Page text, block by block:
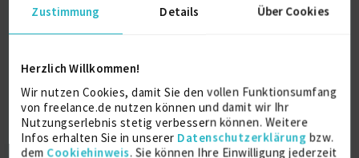
Zustimmung Details Über Cookies
Herzlich Willkommen!
Wir nutzen Cookies, damit Sie den vollen Funktionsumfang
von freelance.de nutzen können und damit wir Ihr
Nutzungserlebnis stetig verbessern können. Weitere
Infos erhalten Sie in unserer Datenschutzerklärung bzw.
dem Cookiehinweis. Sie können Ihre Einwilligung jederzeit
Zertifizierter Leiter Organisation
2016
2013
Microsoft-Zertifizierung Konfiguration &